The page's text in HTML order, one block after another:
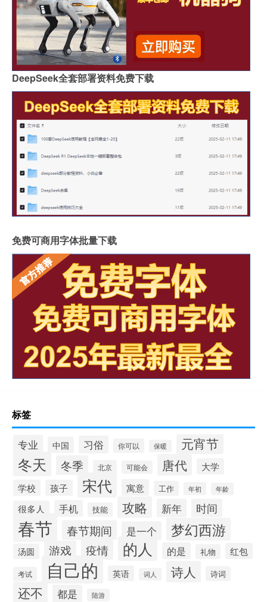
DeepSeek全套部署资料免费下载
免费可商用字体批量下载
标签
专业 中国 习俗 你可以 保暖 元宵节
冬天 冬季 北京 可能会 唐代
大学
学校
孩子 宋代 寓意 工作 年初 年龄
很多人 手机 技能 攻略 新年 时间
春节 春节期间 是一个 梦幻西游
汤圆 游戏 疫情 的人 的是 礼物 红包
考试 自己的 英语 词人 诗人 诗词
还不 都是 陆游